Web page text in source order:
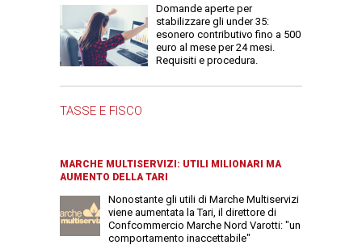
Domande aperte per
stabilizzare gli under 35:
esonero contributivo fino a 500
euro al mese per 24 mesi.
Requisiti e procedura.
TASSE E FISCO
MARCHE MULTISERVIZI: UTILI MILIONARI MA
AUMENTO DELLA TARI
Nonostante gli utili di Marche Multiservizi
viene aumentata la Tari, il direttore di
Confcommercio Marche Nord Varotti: "un
comportamento inaccettabile"